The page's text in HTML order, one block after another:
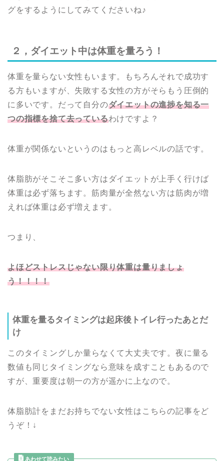
グをするようにしてみてくださいね♪
２，ダイエット中は体重を量ろう！
体重を量らない女性もいます。もちろんそれで成功す
る方もいますが、失敗する女性の方がそらもう圧倒的
に多いです。だって自分のダイエットの進捗を知る一
つの指標を捨て去っているわけですよ？
体重が関係ないというのはもっと高レベルの話です。
体脂肪がそこそこ多い方はダイエットが上手く行けば
体重は必ず落ちます。筋肉量が全然ない方は筋肉が増
えれば体重は必ず増えます。
つまり、
よほどストレスじゃない限り体重は量りましょ
う！！！！
体重を量るタイミングは起床後トイレ行ったあとだ
け
このタイミングしか量らなくて大丈夫です。夜に量る
数値も同じタイミングなら意味を成すこともあるので
すが、重要度は朝一の方が遥かに上なので。
体脂肪計をまだお持ちでない女性はこちらの記事をど
うぞ！↓